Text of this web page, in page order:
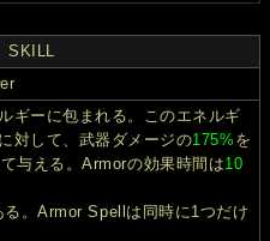
SKILL
ギーに包まれる。このエネルギ
対して、武器ダメージの175% を
与える。Armorの効果時間は10
。Armor Spellは同時に1つだけ